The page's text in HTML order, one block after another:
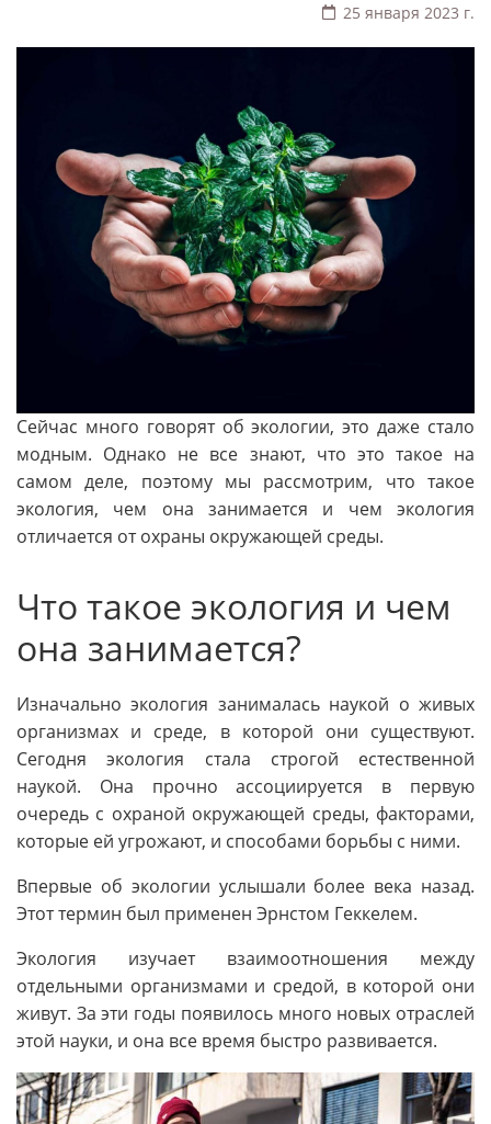
25 января 2023 г.
Сейчас много говорят об экологии, это даже стало
модным. Однако не все знают, что это такое на
самом деле, поэтому мы рассмотрим, что такое
экология, чем она занимается и чем экология
отличается от охраны окружающей среды.
Что такое экология и чем
она занимается?
Изначально экология занималась наукой о живых
организмах и среде, в которой они существуют.
Сегодня экология стала строгой естественной
наукой. Она прочно ассоциируется в первую
очередь с охраной окружающей среды, факторами,
которые ей угрожают, и способами борьбы с ними.
Впервые об экологии услышали более века назад.
Этот термин был применен Эрнстом Геккелем.
Экология изучает взаимоотношения между
отдельными организмами и средой, в которой они
живут. За эти годы появилось много новых отраслей
этой науки, и она все время быстро развивается.